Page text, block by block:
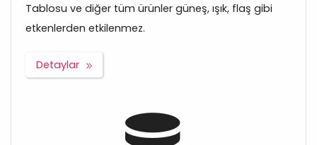
Tablosu ve diğer tüm ürünler güneş, ışık, flaş gibi
etkenlerden etkilenmez.
Detaylar